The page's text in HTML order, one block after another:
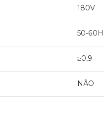
180V
50-
≥0,9
NÃO